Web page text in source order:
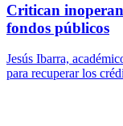
Critican
fondos públicos
Jesús Ibarra,
para recuperar los